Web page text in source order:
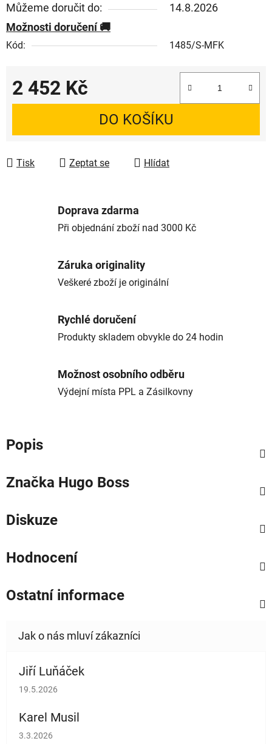
Můžeme doručit do:
14.8.2026
Možnosti doručení
Kód: 1485/S-MFK
2 452 Kč
Měrná cena:
DO KOŠÍKU
Tisk Zeptat se Hlídat
Doprava zdarma
Při objednání zboží nad 3000 Kč
Záruka originality
Veškeré zboží je originální
Rychlé doručení
Produkty skladem obvykle do 24 hodin
Možnost osobního odběru
Výdejní místa PPL a Zásilkovny
Popis
Značka Hugo Boss
Diskuze
Hodnocení
Ostatní informace
Jiří Luňáček
Hodnocení obchodu je 5 z 5 hvězdiček.
19.5.2026
Karel Musil
Hodnocení obchodu je 5 z 5 hvězdiček.
3.3.2026